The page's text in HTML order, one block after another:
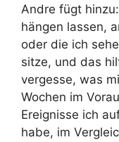
Andre fügt
hängen lassen,
oder die ich
sitze, und das
vergesse, was
Wochen im
Ereignisse ich
habe, im